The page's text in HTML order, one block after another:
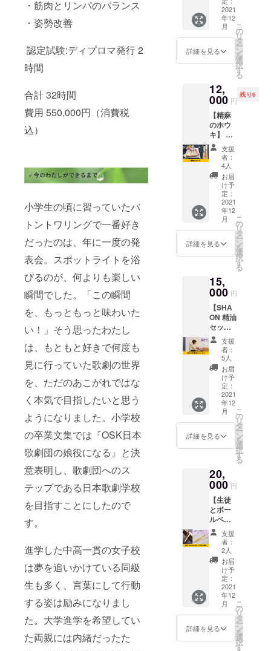
・筋肉とリンパのバランス
・姿勢改善
認定試験:ディプロマ発行 2
時間
合計 32時間
費用 550,000円（消費税
込）
小学生の頃に習っていたバ
トントワリングで一番好き
だったのは、年に一度の発
表会。スポットライトを浴
びるのが、何よりも楽しい
瞬間でした。「この瞬間
を、もっともっと味わいた
い！」そう思ったわたし
は、もともと好きで何度も
見に行っていた歌劇の世界
を、ただのあこがれではな
く本気で目指したいと思う
ようになりました。小学校
の卒業文集では『OSK日本
歌劇団の娘役になる』と決
意表明し、歌劇団へのス
テップである日本歌劇学校
を目指すことにしたので
す。
進学した中高一貫の女子校
は夢を追いかけている同級
生も多く、言葉にして行動
する姿は励みになりまし
た。大学進学を希望してい
た両親には内緒だったた
にして
郵送で
お届け
しま
す。 ※
整いた
しま
送料込
みのお
値段で
す。
トワイ
ンを1本
お届け
しま
す。 ー
L`APER
イタリ
ア ヴェ
ネト州
種類：
フレー
バード
ワイン
ベース
のカク
テル 品
種：白
のセミ
スパー
クリン
グワイ
ン アル
コー
6.8%vol
るい朱
色 甘さ
のバラ
ンスが
特徴的
でとて
も心地
よい味
わいで
キッ
シュや
チーズ
ボード
と組み
合わせ
るのに
※送料込
みのお
値段で
す。
2021
年12
月
詳細を見る
こ
の
リ
タ
ー
ン
を
選
択
す
る
12,
000 円
残り6
【精麻
のホウ
キ】 神
棚のお
掃除に
つかっ
ていた
だけま
す。 パ
ソコン
周りに
置いて
いただ
いて
キー
をサッ
と、掃
いても
らいま
すと電
磁波の
除去に
なりま
す。 玄
関やお
部屋に
飾って
頂けま
す。 鈴
が付い
ていて
良い音
自立を
お手伝
プロ
ジェク
ト！ ※
送料込
みのお
値段で
す。
支援
者：
4人
お届
け予
定：
2021
年12
月
詳細を見る
こ
の
リ
タ
ー
ン
を
選
択
す
る
15,
000 円
【SHA
ON 精油
セッ
ショ
ン】
SHAON
精油
セッ
ショ
ン、精
油10本
60分対
面の
コース
をおこ
油10本
の香り
を香っ
て頂き
あなた
の心の
声をお
聴きし
ます。
自分の
トラウ
マ、忘
れてた
夢を取
り戻
し、ご
自身の
支援
者：
5人
お届
け予
定：
2021
年12
月
詳細を見る
こ
の
リ
タ
ー
ン
を
選
択
す
る
20,
000 円
【生徒
とボー
ルペン
をシェ
アでき
る権
利】
SHAON
プロ
フェッ
ショナ
ルス
クール
の生徒
と支援
支援
者：
2人
お届
け予
定：
2021
年12
月
詳細を見る
こ
の
リ
タ
ー
ン
を
選
択
す